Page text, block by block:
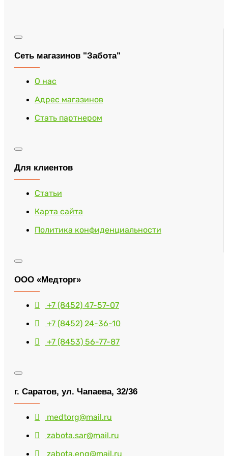
Сеть магазинов "Забота"
О нас
Адрес магазинов
Стать партнером
Для клиентов
Статьи
Карта сайта
Политика конфиденциальности
ООО «Медторг»
+7 (8452) 47-57-07
+7 (8452) 24-36-10
+7 (8453) 56-77-87
г. Саратов, ул. Чапаева, 32/36
medtorg@mail.ru
zabota.sar@mail.ru
zabota.eng@mail.ru